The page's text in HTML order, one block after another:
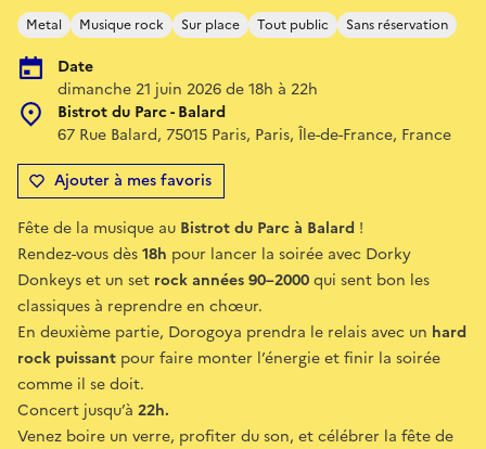
Metal Musique rock Sur place Tout public Sans réservation
Date
dimanche 21 juin 2026 de 18h à 22h
Bistrot du Parc - Balard
67 Rue Balard, 75015 Paris, Paris, Île-de-France, France
Ajouter à mes favoris
Fête de la musique au Bistrot du Parc à Balard !
Rendez-vous dès18h pour lancer la soirée avec Dorky
Donkeys et un set rock années 90–2000qui sent bon les
classiques à reprendre en chœur.
En deuxième partie, Dorogoya prendra le relais avec un hard
rock puissant pour faire monter l’énergie et finir la soirée
comme il se doit.
Concert jusqu’à 22h.
Venez boire un verre, profiter du son, et célébrer la fête de